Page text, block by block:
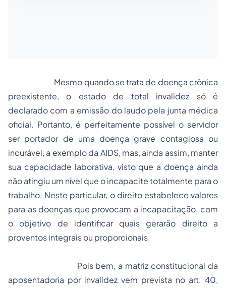
Mesmo quando se trata de doença crônica
preexistente, o estado de total invalidez só é
declarado com a emissão do laudo pela junta médica
oficial. Portanto, é perfeitamente possível o servidor
ser portador de uma doença grave contagiosa ou
incurável, a exemplo da AIDS, mas, ainda assim, manter
sua capacidade laborativa, visto que a doença ainda
não atingiu um nível que o incapacite totalmente para o
trabalho. Neste particular, o direito estabelece valores
para as doenças que provocam a incapacitação, com
o objetivo de identificar quais gerarão direito a
proventos integrais ou proporcionais.
Pois bem, a matriz constitucional da
aposentadoria por invalidez vem prevista no art. 40,